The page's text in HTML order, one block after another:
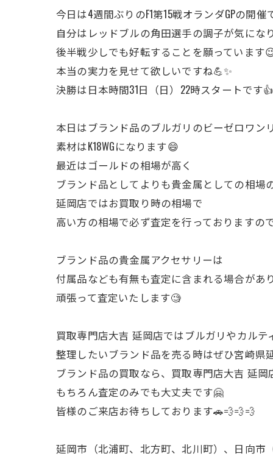
今日は4週間ぶりのF1第15戦オランダGPの開
自分はレッドブルの角田選手の調子が気にな
後半戦少しでも好転することを願っています
本当の実力を見せて欲しいですね💪✨
決勝は日本時間31日（日）22時スタートです👍
本日はブランド品のブルガリのビーゼロワン
素材はK18WGになります😄
最近はゴールドの相場が高く
ブランド品としてよりも貴金属としての相
延岡店ではお買取り時の相場で
高い方の相場で必ず査定を行っておりますの
ブランド品の貴金属アクセサリーは
付属品なども有無も査定に含まれる場合が
頑張って査定いたします🧐
買取専門店大吉 延岡店ではブルガリやカルテ
整理したいブランド品を売る時はぜひ宮崎県
ブランド品の買取なら、買取専門店大吉 延岡
もちろん査定のみでも大丈夫です🤗
皆様のご来店お待ちしております🚗💨💨💨
延岡市（北浦町、北方町、北川町）、日向市